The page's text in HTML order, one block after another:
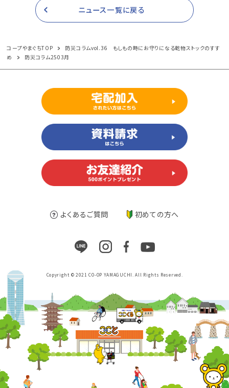
ニュース一覧に戻る
コープやまぐちTOP
防災コラムvol.36 もしもの時にお守りになる乾物ストックのすす
め
防災コラム2503月
よくあるご質問 初めての方へ
Copyright © 2021 CO-OP YAMAGUCHI. All Rights Reserved.